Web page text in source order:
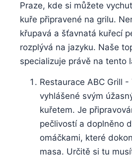
Praze, kde si můžete
kuře připravené ⁤na grilu.
křupavá ⁤a‌ šťavnatá kuřecí
rozplývá ‍na jazyku.⁤ Naše
specializuje právě na tento
Restaurace ABC Grill
vyhlášené ⁤svým
kuřetem. Je
pečlivostí a doplněno​
omáčkami, které
masa.⁣ Určitě si tu